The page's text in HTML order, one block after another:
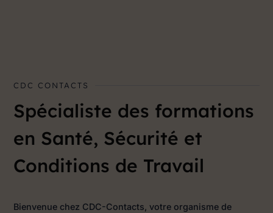
CDC CONTACTS
Spécialiste des formations
en Santé, Sécurité et
Conditions de Travail
Bienvenue chez CDC-Contacts, votre organisme de